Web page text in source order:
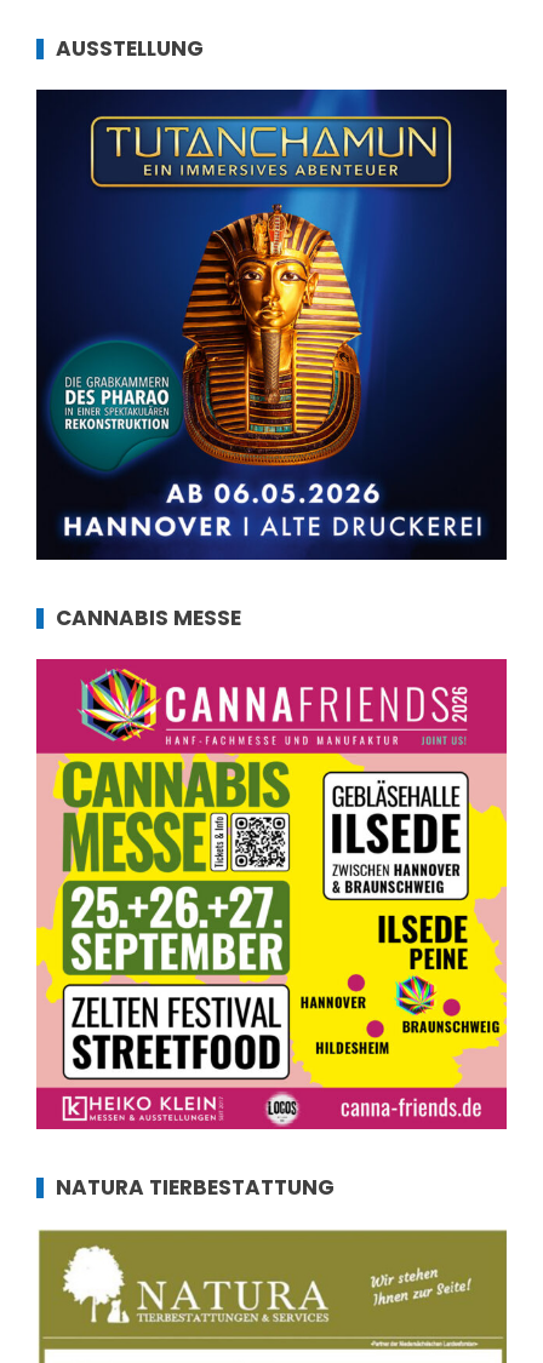
AUSSTELLUNG
CANNABIS MESSE
NATURA TIERBESTATTUNG